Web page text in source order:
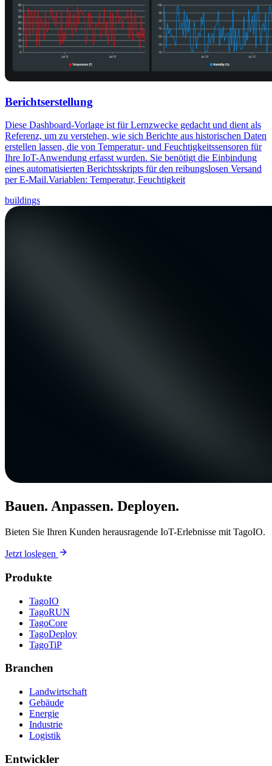
Berichtserstellung
Diese Dashboard-Vorlage ist für Lernzwecke gedacht und dient als
Referenz, um zu verstehen, wie sich Berichte aus historischen Daten
erstellen lassen, die von Temperatur- und Feuchtigkeitssensoren für
Ihre IoT-Anwendung erfasst wurden. Sie benötigt die Einbindung
eines automatisierten Berichtsskripts für den reibungslosen Versand
per E-Mail.Variablen: Temperatur, Feuchtigkeit
buildings
Bauen. Anpassen. Deployen.
Bieten Sie Ihren Kunden herausragende IoT-Erlebnisse mit TagoIO.
Jetzt loslegen
Produkte
TagoIO
TagoRUN
TagoCore
TagoDeploy
TagoTiP
Branchen
Landwirtschaft
Gebäude
Energie
Industrie
Logistik
Entwickler